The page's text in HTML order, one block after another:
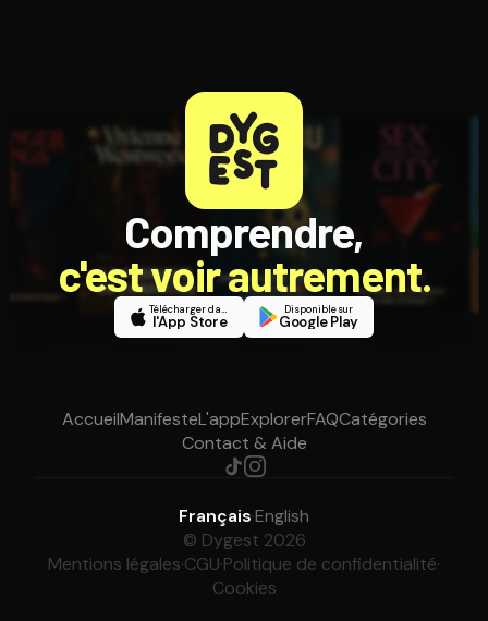
Comprendre,
c'est voir autrement.
Télécharger dans
l'App Store
Disponible sur
Google Play
AccueilManifesteL'appExplorerFAQCatégories
Contact & Aide
Français·English
© Dygest 2026
Mentions légales·CGU·Politique de confidentialité·
Cookies